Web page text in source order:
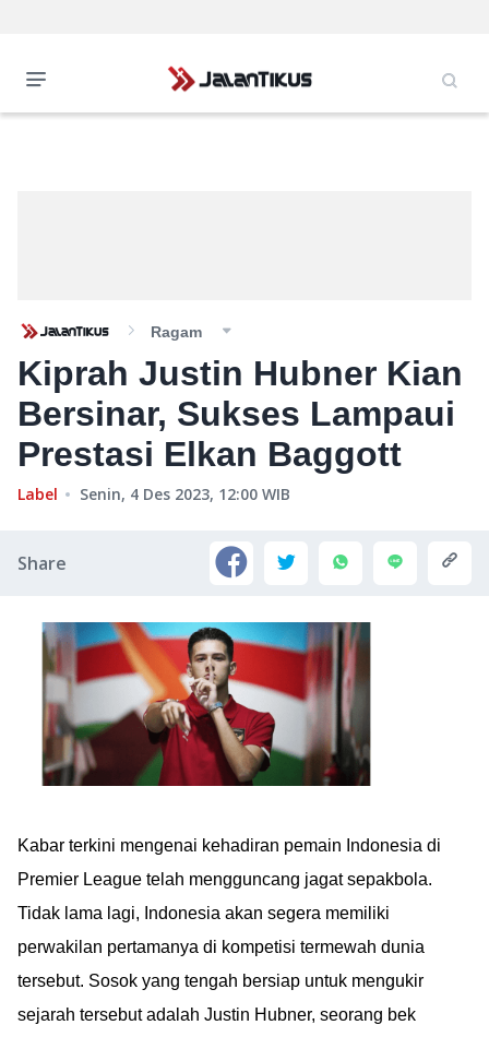
Ragam
Kiprah Justin Hubner Kian
Bersinar, Sukses Lampaui
Prestasi Elkan Baggott
Label Senin, 4 Des 2023, 12:00 WIB
Share
Kabar terkini mengenai kehadiran pemain Indonesia di
Premier League telah mengguncang jagat sepakbola.
Tidak lama lagi, Indonesia akan segera memiliki
perwakilan pertamanya di kompetisi termewah dunia
tersebut. Sosok yang tengah bersiap untuk mengukir
sejarah tersebut adalah Justin Hubner, seorang bek